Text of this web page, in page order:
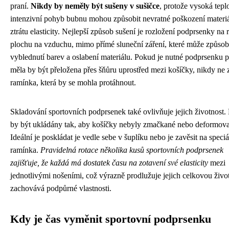
praní. Nikdy by neměly být sušeny v sušičce, protože vysoká
intenzivní pohyb bubnu mohou způsobit nevratné poškození
ztrátu elasticity. Nejlepší způsob sušení je rozložení podprsenky na
plochu na vzduchu, mimo přímé sluneční záření, které může
vyblednutí barev a oslabení materiálu. Pokud je nutné podprsenku
měla by být přeložena přes šňůru uprostřed mezi košíčky, nikdy ne
ramínka, která by se mohla protáhnout.
Skladování sportovních podprsenek také ovlivňuje jejich životnost.
by být ukládány tak, aby košíčky nebyly zmačkané nebo
Ideální je poskládat je vedle sebe v šuplíku nebo je zavěsit na
ramínka. Pravidelná rotace několika kusů sportovních podprsenek
zajišťuje, že každá má dostatek času na zotavení své elasticity mezi
jednotlivými nošeními, což výrazně prodlužuje jejich celkovou
zachovává podpůrné vlastnosti.
Kdy je čas vyměnit sportovní podprsenku